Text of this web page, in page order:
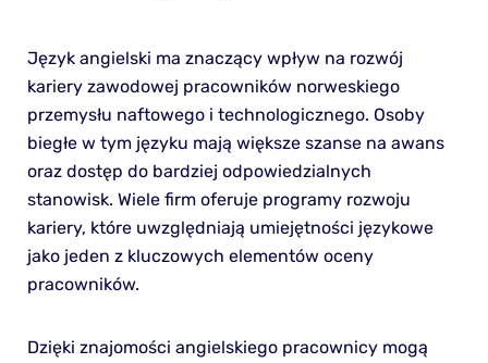
Język angielski ma znaczący wpływ na rozwój
kariery zawodowej pracowników norweskiego
przemysłu naftowego i technologicznego. Osoby
biegłe w tym języku mają większe szanse na awans
oraz dostęp do bardziej odpowiedzialnych
stanowisk. Wiele firm oferuje programy rozwoju
kariery, które uwzględniają umiejętności językowe
jako jeden z kluczowych elementów oceny
pracowników.
Dzięki znajomości angielskiego pracownicy mogą